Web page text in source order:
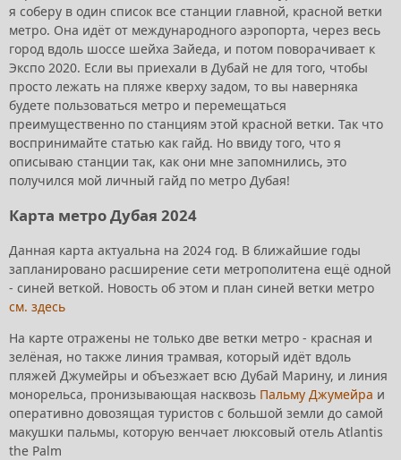
я соберу в один список все станции главной, красной ветки
метро. Она идёт от международного аэропорта, через весь
город вдоль шоссе шейха Зайеда, и потом поворачивает к
Экспо 2020. Если вы приехали в Дубай не для того, чтобы
просто лежать на пляже кверху задом, то вы наверняка
будете пользоваться метро и перемещаться
преимущественно по станциям этой красной ветки. Так что
воспринимайте статью как гайд. Но ввиду того, что я
описываю станции так, как они мне запомнились, это
получился мой личный гайд по метро Дубая!
Карта метро Дубая 2024
Данная карта актуальна на 2024 год. В ближайшие годы
запланировано расширение сети метрополитена ещё одной
- синей веткой. Новость об этом и план синей ветки метро
см. здесь
На карте отражены не только две ветки метро - красная и
зелёная, но также линия трамвая, который идёт вдоль
пляжей Джумейры и объезжает всю Дубай Марину, и линия
монорельса, пронизывающая насквозь Пальму Джумейра и
оперативно довозящая туристов с большой земли до самой
макушки пальмы, которую венчает люксовый отель Atlantis
the Palm